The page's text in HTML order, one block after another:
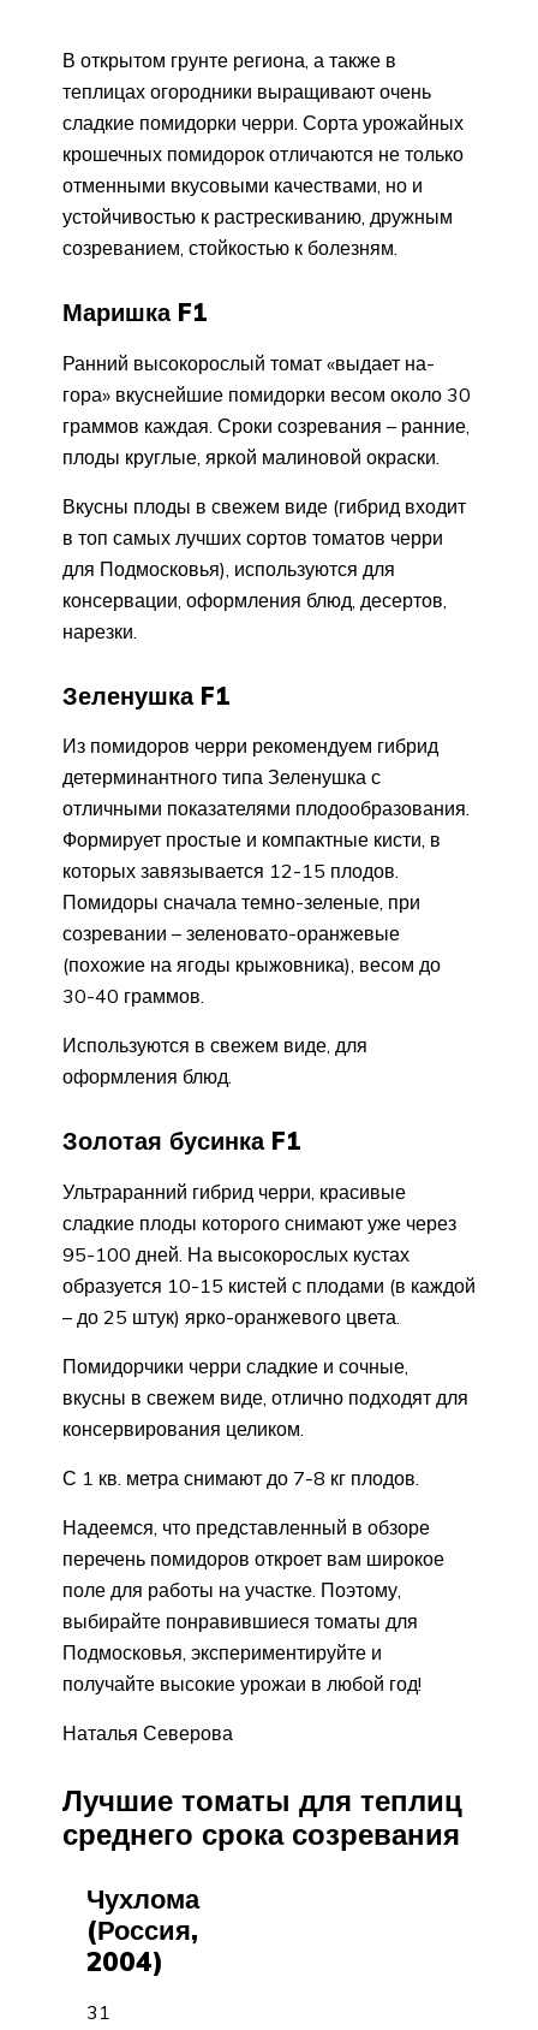
В открытом грунте региона, а также в
теплицах огородники выращивают очень
сладкие помидорки черри. Сорта урожайных
крошечных помидорок отличаются не только
отменными вкусовыми качествами, но и
устойчивостью к растрескиванию, дружным
созреванием, стойкостью к болезням.
Маришка F1
Ранний высокорослый томат «выдает на-
гора» вкуснейшие помидорки весом около 30
граммов каждая. Сроки созревания – ранние,
плоды круглые, яркой малиновой окраски.
Вкусны плоды в свежем виде (гибрид входит
в топ самых лучших сортов томатов черри
для Подмосковья), используются для
консервации, оформления блюд, десертов,
нарезки.
Зеленушка F1
Из помидоров черри рекомендуем гибрид
детерминантного типа Зеленушка с
отличными показателями плодообразования.
Формирует простые и компактные кисти, в
которых завязывается 12-15 плодов.
Помидоры сначала темно-зеленые, при
созревании – зеленовато-оранжевые
(похожие на ягоды крыжовника), весом до
30-40 граммов.
Используются в свежем виде, для
оформления блюд.
Золотая бусинка F1
Ультраранний гибрид черри, красивые
сладкие плоды которого снимают уже через
95-100 дней. На высокорослых кустах
образуется 10-15 кистей с плодами (в каждой
– до 25 штук) ярко-оранжевого цвета.
Помидорчики черри сладкие и сочные,
вкусны в свежем виде, отлично подходят для
консервирования целиком.
С 1 кв. метра снимают до 7-8 кг плодов.
Надеемся, что представленный в обзоре
перечень помидоров откроет вам широкое
поле для работы на участке. Поэтому,
выбирайте понравившиеся томаты для
Подмосковья, экспериментируйте и
получайте высокие урожаи в любой год!
Наталья Северова
Лучшие томаты для теплиц
среднего срока созревания
Чухлома
(Россия,
2004)
31